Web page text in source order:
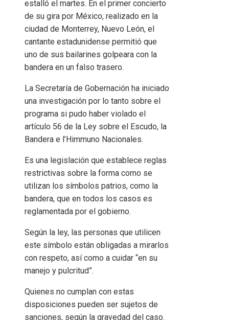
estalló el martes. En el primer concierto
de su gira por México, realizado en la
ciudad de Monterrey, Nuevo León, el
cantante estadunidense permitió que
uno de sus bailarines golpeara con la
bandera en un falso trasero.
La Secretaría de Gobernación ha iniciado
una investigación por lo tanto sobre el
programa si pudo haber violado el
artículo 56 de la Ley sobre el Escudo, la
Bandera e l’Himmuno Nacionales.
Es una legislación que establece reglas
restrictivas sobre la forma como se
utilizan los símbolos patrios, como la
bandera, que en todos los casos es
reglamentada por el gobierno.
Según la ley, las personas que utilicen
este símbolo están obligadas a mirarlos
con respeto, así como a cuidar “en su
manejo y pulcritud”.
Quienes no cumplan con estas
disposiciones pueden ser sujetos de
sanciones, según la gravedad del caso.